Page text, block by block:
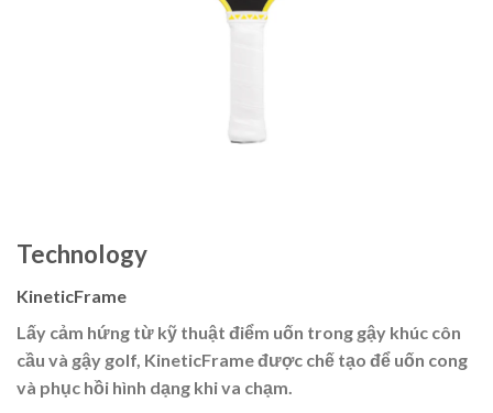
Technology
KineticFrame
Lấy cảm hứng từ kỹ thuật điểm uốn trong gậy khúc côn
cầu và gậy golf, KineticFrame được chế tạo để uốn cong
và phục hồi hình dạng khi va chạm.